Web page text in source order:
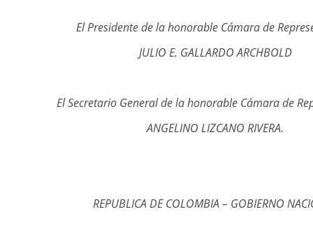
El Presidente de la honorable Cámara de
JULIO E. GALLARDO ARCHBOLD
El Secretario General de la honorable Cámara de
ANGELINO LIZCANO RIVERA.
REPUBLICA DE COLOMBIA – GOBIERNO